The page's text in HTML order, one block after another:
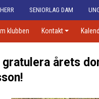
SENIORLAG DAM
klubben Kontakt
gratulera årets